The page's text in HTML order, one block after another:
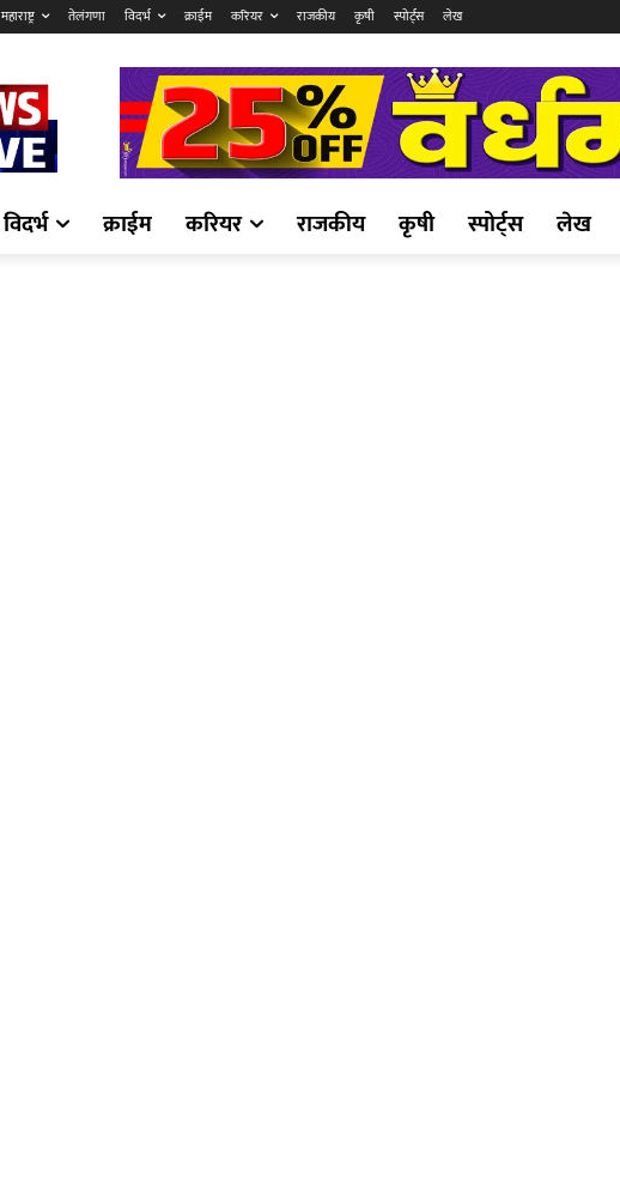
महाराष्ट्र तेलंगणा विदर्भ क्राईम करियर राजकीय कृषी स्पोर्ट्स लेख
विदर्भ क्राईम करियर राजकीय कृषी स्पोर्ट्स लेख